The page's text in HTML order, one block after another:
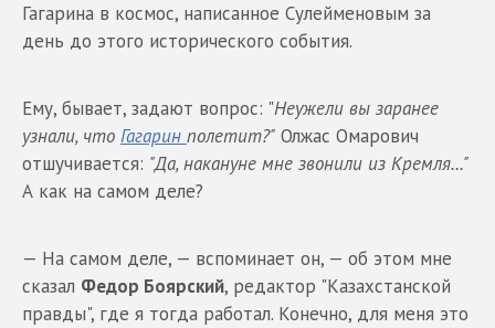
Гагарина в космос, написанное Сулейменовым за
день до этого исторического события.
Ему, бывает, задают вопрос: "Неужели вы заранее
узнали, что Гагарин полетит?" Олжас Омарович
отшучивается: "Да, накануне мне звонили из Кремля..."
А как на самом деле?
— На самом деле, — вспоминает он, — об этом мне
сказал Федор Боярский, редактор "Казахстанской
правды", где я тогда работал. Конечно, для меня это